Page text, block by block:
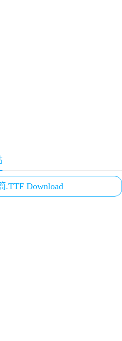
.TTF Download